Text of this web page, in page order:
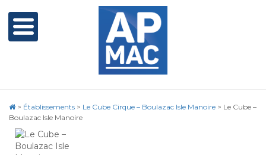
> Établissements > Le Cube Cirque – Boulazac Isle Manoire > Le Cube –
Boulazac Isle Manoire